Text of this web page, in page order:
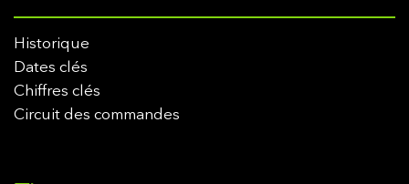
Historique
Dates clés
Chiffres clés
Circuit des commandes